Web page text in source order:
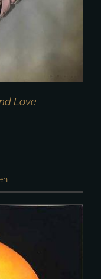
Love